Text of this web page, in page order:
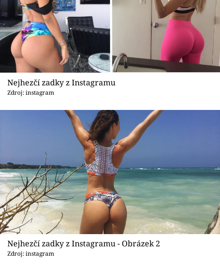
Témata
Showbyznys
Youtubeři
Virály
Sledujte prima+
Přihlášení
Sledujte nás
Nejhezčí zadky z Instagramu
Zdroj: instagram
Nejhezčí zadky z Instagramu - Obrázek 2
Zdroj: instagram